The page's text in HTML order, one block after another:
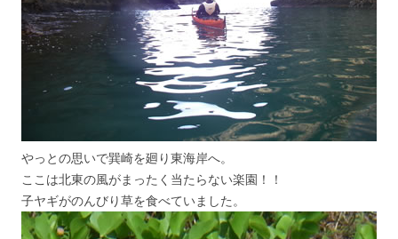
やっとの思いで巽崎を廻り東海岸へ。
ここは北東の風がまったく当たらない楽園！！
子ヤギがのんびり草を食べていました。